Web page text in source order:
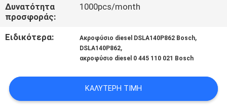
ΕΙΔΉΣΕΙΣ
SITEMAP
Δυνατότητα
προσφοράς:
1000pcs/month
Ειδικότερα: Ακροφύσιο diesel DSLA140P862 Bosch,
DSLA140P862,
ακροφύσιο diesel 0 445 110 021 Bosch
ΚΑΛΎΤΕΡΗ ΤΙΜΉ